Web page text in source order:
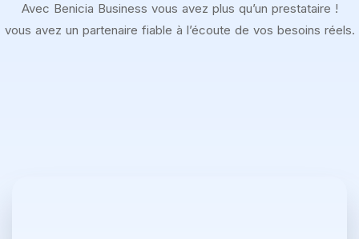
Avec Benicia Business vous avez plus qu’un prestataire !
vous avez un partenaire fiable à l’écoute de vos besoins réels.